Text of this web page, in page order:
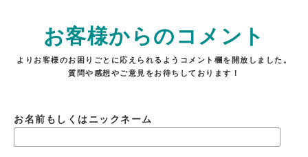
お客様からのコメント
よりお客様のお困りごとに応えられるようコメント欄を開放しました。
質問や感想やご意見をお待ちしております！
お名前もしくはニックネーム